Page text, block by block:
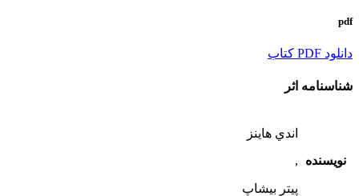
pdf
دانلود PDF كتاب
شناسنامه اثر
نویسنده
اندي هاينز
,
پيتر بيشاپ